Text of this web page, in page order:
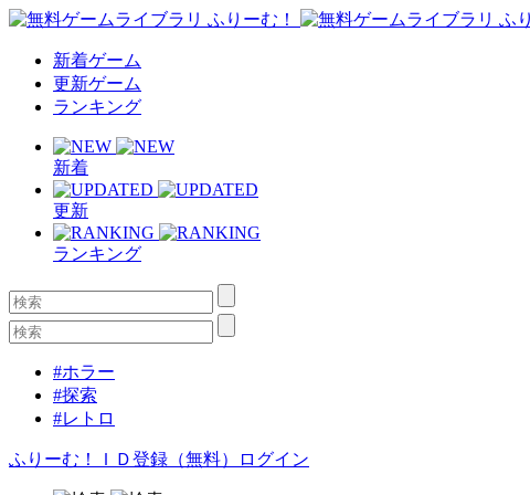
新着ゲーム
更新ゲーム
ランキング
新着
更新
ランキング
#ホラー
#探索
#レトロ
ふりーむ！ＩＤ登録（無料） ログイン